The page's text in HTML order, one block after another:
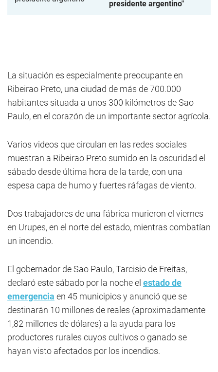
presidente argentino"
La situación es especialmente preocupante en
Ribeirao Preto, una ciudad de más de 700.000
habitantes situada a unos 300 kilómetros de Sao
Paulo, en el corazón de un importante sector agrícola.
Varios videos que circulan en las redes sociales
muestran a Ribeirao Preto sumido en la oscuridad el
sábado desde última hora de la tarde, con una
espesa capa de humo y fuertes ráfagas de viento.
Dos trabajadores de una fábrica murieron el viernes
en Urupes, en el norte del estado, mientras combatían
un incendio.
El gobernador de Sao Paulo, Tarcisio de Freitas,
declaró este sábado por la noche el estado de
emergencia en 45 municipios y anunció que se
destinarán 10 millones de reales (aproximadamente
1,82 millones de dólares) a la ayuda para los
productores rurales cuyos cultivos o ganado se
hayan visto afectados por los incendios.